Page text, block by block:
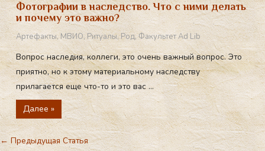
Фотографии в наследство. Что с ними делать
и почему это важно?
Артефакты, МВИО,Ритуалы,Род,Факультет Ad Lib
Вопрос наследия, коллеги, это очень важный вопрос. Это
приятно, но к этому материальному наследству
прилагается еще что-то и это вас ...
Далее »
←Предыдущая Статья